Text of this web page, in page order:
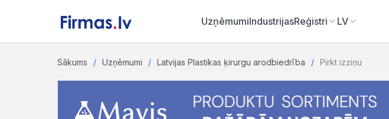
UzņēmumiIndustrijasReģistri LV
Sākums Uzņēmumi Latvijas Plastikas ķirurgu arodbiedrība Pirkt izziņu